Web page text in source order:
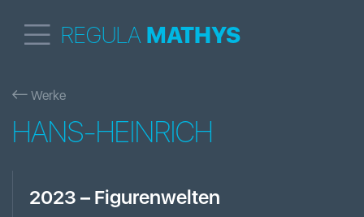
REGULA MATHYS
Werke
HANS-HEINRICH
2023 – Figurenwelten